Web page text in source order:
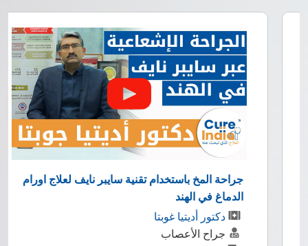
جراحة المخ باستخدام تقنية سايبر نايف لعلاج اورام
الدماغ في الهند
دكتور أديتيا غوبتا
جراح الأعصاب